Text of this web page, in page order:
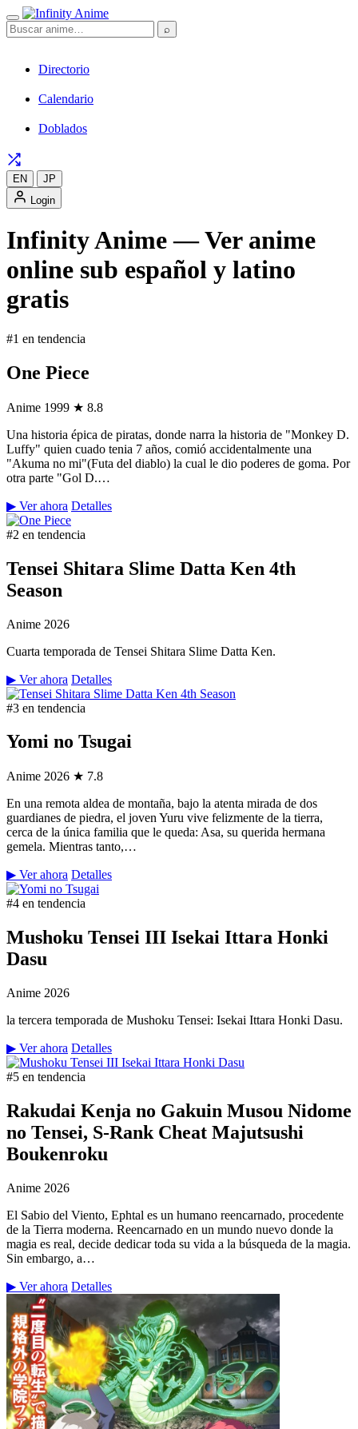
⌕
Directorio
Calendario
Doblados
EN
JP
Login
Infinity Anime — Ver anime
online sub español y latino
gratis
#1 en tendencia
One Piece
Anime 1999 ★ 8.8
Una historia épica de piratas, donde narra la historia de "Monkey D.
Luffy" quien cuado tenia 7 años, comió accidentalmente una
"Akuma no mi"(Futa del diablo) la cual le dio poderes de goma. Por
otra parte "Gol D.…
▶ Ver ahora Detalles
#2 en tendencia
Tensei Shitara Slime Datta Ken 4th
Season
Anime 2026
Cuarta temporada de Tensei Shitara Slime Datta Ken.
▶ Ver ahora Detalles
#3 en tendencia
Yomi no Tsugai
Anime 2026 ★ 7.8
En una remota aldea de montaña, bajo la atenta mirada de dos
guardianes de piedra, el joven Yuru vive felizmente de la tierra,
cerca de la única familia que le queda: Asa, su querida hermana
gemela. Mientras tanto,…
▶ Ver ahora Detalles
#4 en tendencia
Mushoku Tensei III Isekai Ittara Honki
Dasu
Anime 2026
la tercera temporada de Mushoku Tensei: Isekai Ittara Honki Dasu.
▶ Ver ahora Detalles
#5 en tendencia
Rakudai Kenja no Gakuin Musou Nidome
no Tensei, S-Rank Cheat Majutsushi
Boukenroku
Anime 2026
El Sabio del Viento, Ephtal es un humano reencarnado, procedente
de la Tierra moderna. Reencarnado en un mundo nuevo donde la
magia es real, decide dedicar toda su vida a la búsqueda de la magia.
Sin embargo, a…
▶ Ver ahora Detalles